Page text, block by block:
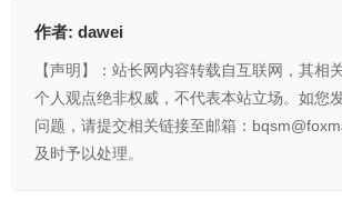
作者: dawei
【声明】：站长网内容转载自互联网，其相
个人观点绝非权威，不代表本站立场。如您
问题，请提交相关链接至邮箱：
及时予以处理。